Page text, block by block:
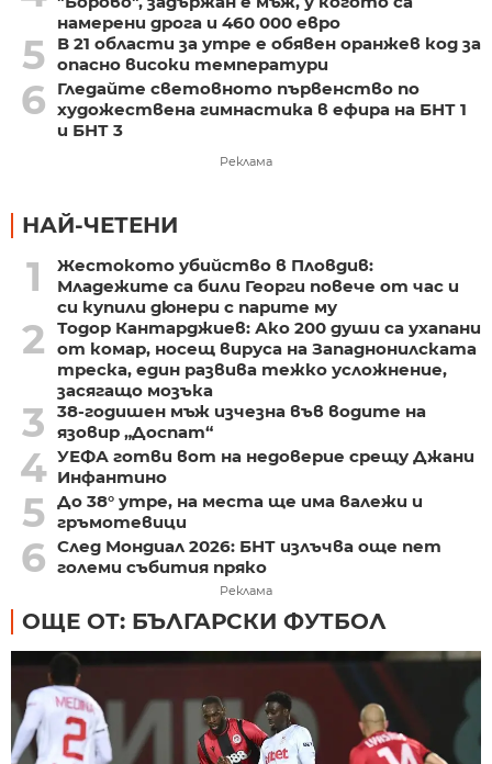
намерени дрога и 460 000 евро
5
В 21 области за утре е обявен оранжев код за
опасно високи температури
6
Гледайте световното първенство по
художествена гимнастика в ефира на БНТ 1
и БНТ 3
Реклама
НАЙ-ЧЕТЕНИ
1
Жестокото убийство в Пловдив:
Младежите са били Георги повече от час и
си купили дюнери с парите му
2
Тодор Кантарджиев: Ако 200 души са ухапани
от комар, носещ вируса на Западнонилската
треска, един развива тежко усложнение,
засягащо мозъка
3
38-годишен мъж изчезна във водите на
язовир „Доспат“
4 УЕФА готви вот на недоверие срещу Джани
Инфантино
5 До 38° утре, на места ще има валежи и
гръмотевици
6 След Мондиал 2026: БНТ излъчва още пет
големи събития пряко
Реклама
ОЩЕ ОТ: БЪЛГАРСКИ ФУТБОЛ